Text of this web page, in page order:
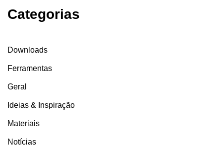
Categorias
Downloads
Ferramentas
Geral
Ideias & Inspiração
Materiais
Notícias